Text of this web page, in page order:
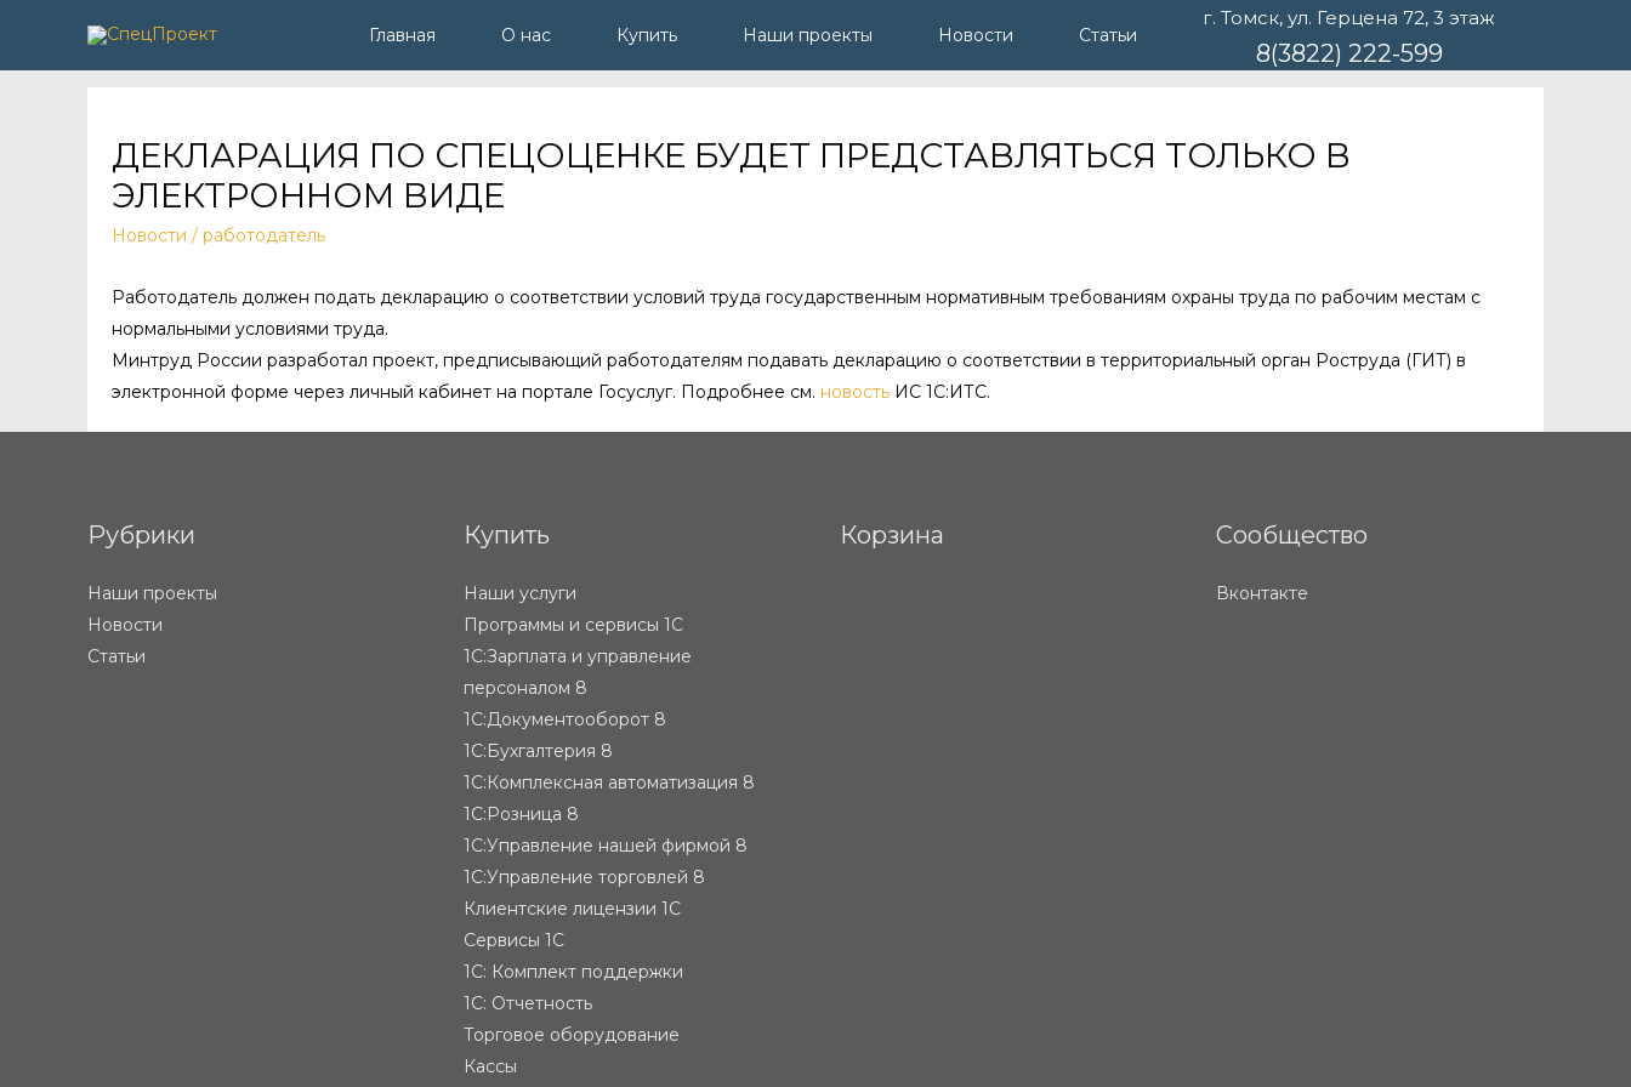
Главная О нас Купить Наши проекты Новости Статьи
г. Томск, ул. Герцена 72, 3 этаж
8(3822) 222-599
ДЕКЛАРАЦИЯ ПО СПЕЦОЦЕНКЕ БУДЕТ ПРЕДСТАВЛЯТЬСЯ ТОЛЬКО В
ЭЛЕКТРОННОМ ВИДЕ
Новости / работодатель
Работодатель должен подать декларацию о соответствии условий труда государственным нормативным требованиям охраны труда по рабочим местам с
нормальными условиями труда.
Минтруд России разработал проект, предписывающий работодателям подавать декларацию о соответствии в территориальный орган Роструда (ГИТ) в
электронной форме через личный кабинет на портале Госуслуг. Подробнее см. новость ИС 1С:ИТС.
Рубрики
Наши проекты
Новости
Статьи
Купить
Наши услуги
Программы и сервисы 1С
1С:Зарплата и управление
персоналом 8
1С:Документооборот 8
1С:Бухгалтерия 8
1С:Комплексная автоматизация 8
1С:Розница 8
1С:Управление нашей фирмой 8
1С:Управление торговлей 8
Клиентские лицензии 1С
Сервисы 1С
1С: Комплект поддержки
1С: Отчетность
Торговое оборудование
Кассы
Корзина Сообщество
Вконтакте